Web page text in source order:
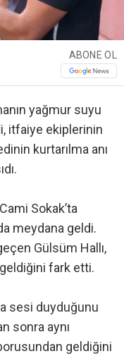
ABONE OL
yağmur suyu
itfaiye ekiplerinin
kurtarılma anı
Sokak’ta
meydana geldi.
Gülsüm Hallı,
fark etti.
sesi duyduğunu
sonra aynı
geldiğini